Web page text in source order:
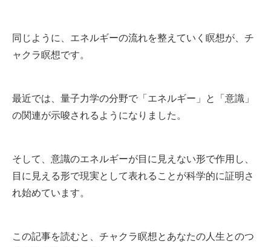
同じように、エネルギーの流れを整えていく瞑想が、チ
ャクラ瞑想です。
最近では、量子力学の分野で「エネルギー」と「意識」
の関連が示唆されるようになりました。
そして、意識のエネルギーが目に見えない形で作用し、
目に見える形で現実として表れることが科学的に証明さ
れ始めています。
この記事を読むと、チャクラ瞑想とあなたの人生とのつ